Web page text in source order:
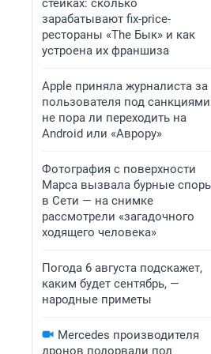
стейках: сколько
зарабатывают fix-price-
рестораны «The Бык» и как
устроена их франшиза
Apple приняла журналиста за
пользователя под
не пора ли переходить на
Android или «Аврору»
Фотография с поверхности
Марса вызвала бурные
в Сети — на снимке
рассмотрели «загадочного
ходящего человека»
Погода 6 августа подскажет,
каким будет сентябрь, —
народные приметы
Mercedes производителя
дронов подорвали под